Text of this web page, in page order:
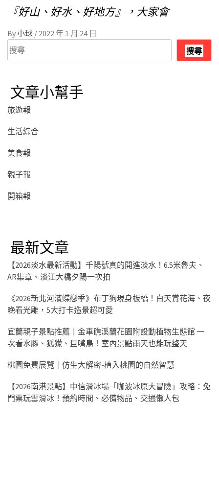
『好山、好水、好地方』，大家會
By小球 / 2022 年 1 月 24 日
搜
尋
搜尋
文章小幫手
旅遊報
生活綜合
美食報
親子報
開箱報
最新文章
【2026淡水最新活動】千陽號真的開進淡水！6.5米魯夫、
AR集章、淡江大橋夕陽一次拍
《2026新北河濱蝶戀季》布丁狗現身板橋！白天賞花海、夜
晚看光雕，5大打卡造景超可愛
宜蘭親子景點推薦｜金車礁溪蘭花園附設動植物生態館 一
次看水豚、狐獴、巨嘴鳥！室內景點雨天也能玩整天
桃園免費展覽｜仿生大解密-植入桃園的自然智慧
【2026南港景點】中信滑冰場「咖波冰原大冒險」攻略：免
門票玩雪滑冰！預約時間、必備物品、交通懶人包